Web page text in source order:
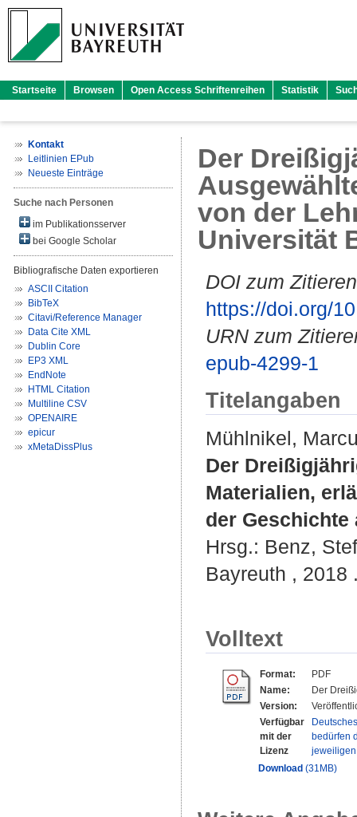
Startseite Browsen Open Access Schriftenreihen Statistik
Kontakt
Leitlinien EPub
Neueste Einträge
Suche nach Personen
im Publikationsserver
bei Google Scholar
Bibliografische Daten exportieren
ASCII Citation
BibTeX
Citavi/Reference Manager
Data Cite XML
Dublin Core
EP3 XML
EndNote
HTML Citation
Multiline CSV
OPENAIRE
epicur
xMetaDissPlus
Der
von der
Universität
DOI zum
https://doi.org/
URN zum
epub-4299-1
Titelangaben
Mühlnikel,
Der
Materialien,
der
Hrsg.: Benz,
Bayreuth , 2018
Volltext
Format:
PDF
Name:
Der
Version:
Verfügbar
mit der
Lizenz
bedürfen
Download (31MB)